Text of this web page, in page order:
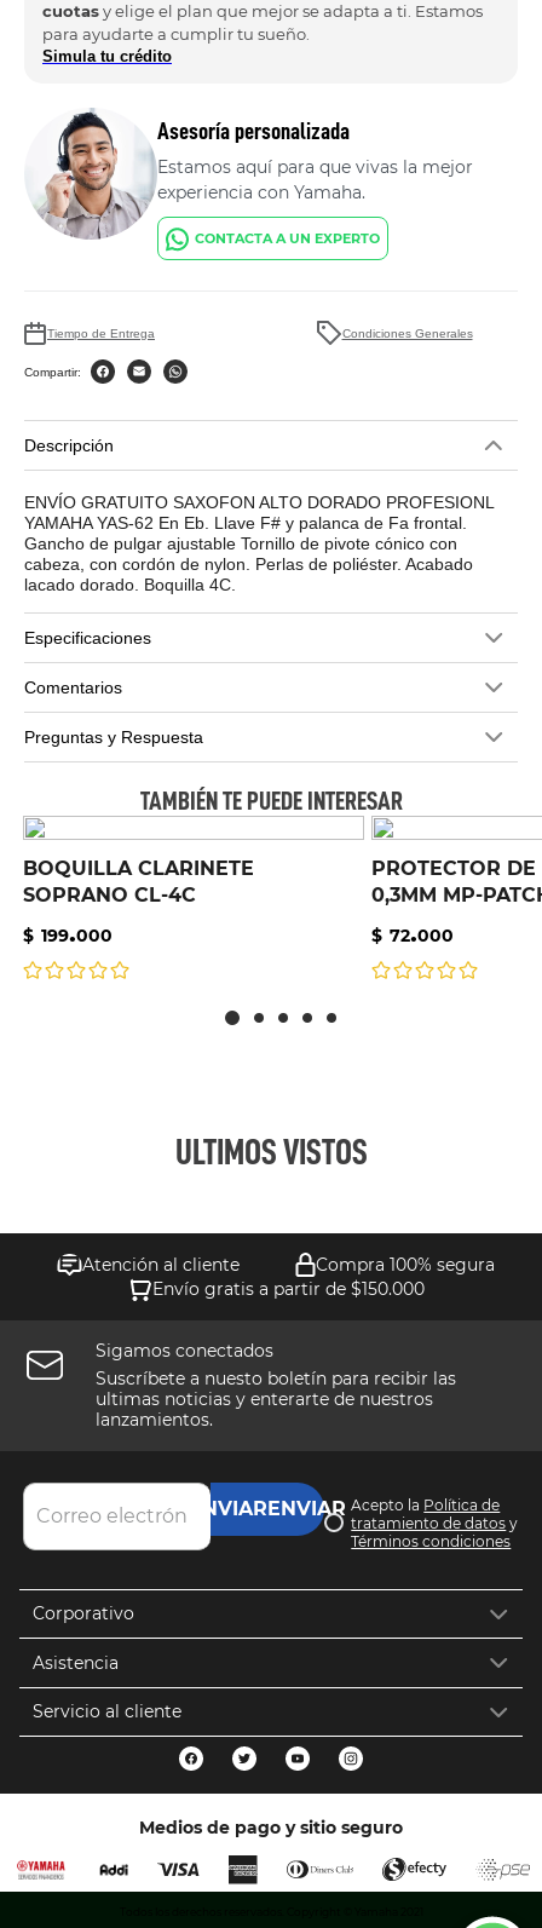
cuotasy elige el plan que mejor se adapta a ti. Estamos
para ayudarte a cumplir tu sueño.
Simula tu crédito
Asesoría personalizada
Estamos aquí para que vivas la mejor
experiencia con Yamaha.
CONTACTA A UN EXPERTO
Tiempo de Entrega Condiciones Generales
Compartir:
Descripción
ENVÍO GRATUITO SAXOFON ALTO DORADO PROFESIONL
YAMAHA YAS-62 En Eb. Llave F# y palanca de Fa frontal.
Gancho de pulgar ajustable Tornillo de pivote cónico con
cabeza, con cordón de nylon. Perlas de poliéster. Acabado
lacado dorado. Boquilla 4C.
Especificaciones
Comentarios
Preguntas y Respuesta
TAMBIÉN TE PUEDE INTERESAR
BOQUILLA CLARINETE
SOPRANO CL-4C
$ 199.000
PROTECTOR
0,3MM MP-
$ 72.000
ULTIMOS VISTOS
Atención al cliente
Compra 100% segura
Envío gratis a partir de $150.000
Sigamos conectados
Suscríbete a nuesto boletín para recibir las
ultimas noticias y enterarte de nuestros
lanzamientos.
ENVIAR Acepto la Política de
tratamiento de datos y
Términos condiciones
Corporativo
Asistencia
Servicio al cliente
Medios de pago y sitio seguro